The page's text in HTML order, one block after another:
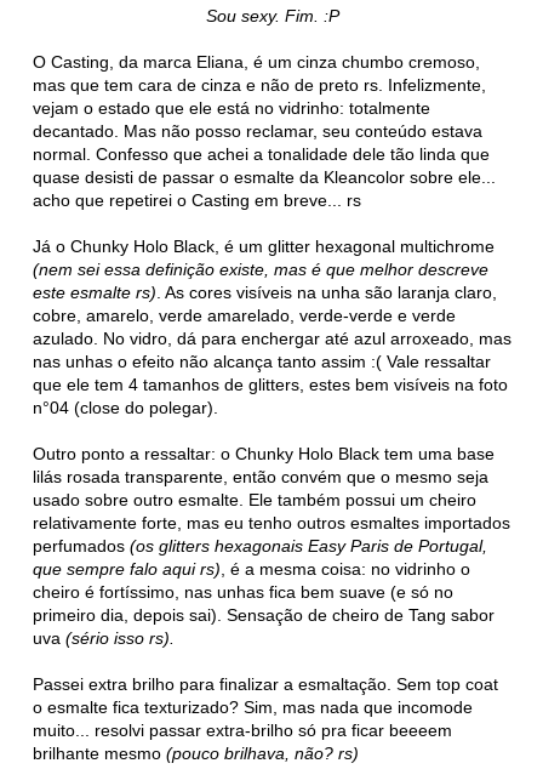
Sou sexy. Fim. :P
O Casting, da marca Eliana, é um cinza chumbo cremoso,
mas que tem cara de cinza e não de preto rs. Infelizmente,
vejam o estado que ele está no vidrinho: totalmente
decantado. Mas não posso reclamar, seu conteúdo estava
normal. Confesso que achei a tonalidade dele tão linda que
quase desisti de passar o esmalte da Kleancolor sobre ele...
acho que repetirei o Casting em breve... rs
Já o Chunky Holo Black, é um glitter hexagonal multichrome
(nem sei essa definição existe, mas é que melhor descreve
este esmalte rs) . As cores visíveis na unha são laranja claro,
cobre, amarelo, verde amarelado, verde-verde e verde
azulado. No vidro, dá para enchergar até azul arroxeado, mas
nas unhas o efeito não alcança tanto assim :( Vale ressaltar
que ele tem 4 tamanhos de glitters, estes bem visíveis na foto
n°04 (close do polegar).
Outro ponto a ressaltar: o Chunky Holo Black tem uma base
lilás rosada transparente, então convém que o mesmo seja
usado sobre outro esmalte. Ele também possui um cheiro
relativamente forte, mas eu tenho outros esmaltes importados
perfumados(os glitters hexagonais Easy Paris de Portugal,
que sempre falo aqui rs) , é a mesma coisa: no vidrinho o
cheiro é fortíssimo, nas unhas fica bem suave (e só no
primeiro dia, depois sai). Sensação de cheiro de Tang sabor
uva(sério isso rs).
Passei extra brilho para finalizar a esmaltação. Sem top coat
o esmalte fica texturizado? Sim, mas nada que incomode
muito... resolvi passar extra-brilho só pra ficar beeeem
brilhante mesmo(pouco brilhava, não? rs)